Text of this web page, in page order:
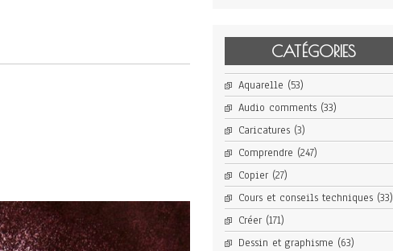
CATÉGORIES
Aquarelle (53)
Audio comments(33)
Caricatures(3)
Comprendre (247)
Copier(27)
Cours et conseils techniques(33)
Créer(171)
Dessin et graphisme (63)